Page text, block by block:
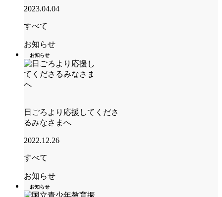
2023.04.04
すべて
お知らせ
お知らせ
日ごろより応援してくださ
るみなさまへ
2022.12.26
すべて
お知らせ
お知らせ